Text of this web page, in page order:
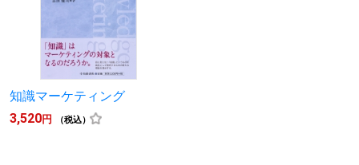
知識マーケティング
3,520円 （税込）